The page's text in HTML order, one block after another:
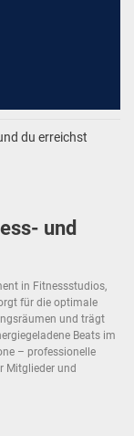
du erreichst
und
in Fitnessstudios,
für die optimale
und trägt
Beats im
– professionelle
Mitglieder und